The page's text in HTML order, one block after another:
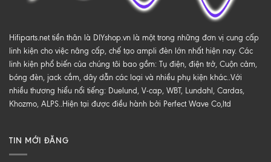
Hifiparts.net tiền thân là DIYshop.vn là một trong những đơn vị cung cấp
linh kiện cho việc nâng cấp, chế tạo ampli đèn lớn nhất hiện nay. Các
linh kiện phổ biến của chúng tôi bao gồm: Tụ điện, điện trở, Cuộn cảm,
bóng đèn, jack cắm, dây dẫn các loại và nhiều phụ kiện khác..Với
nhiều thương hiểu nổi tiếng: Duelund, V-cap, WBT, Lundahl, Cardas,
Khozmo, ALPS..Hiện tại được điều hành bởi Perfect Wave Co,ltd
TIN MỚI ĐĂNG